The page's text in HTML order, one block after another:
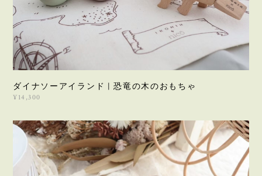
ダイナソーアイランド | 恐竜の木のおもちゃ
¥14,300